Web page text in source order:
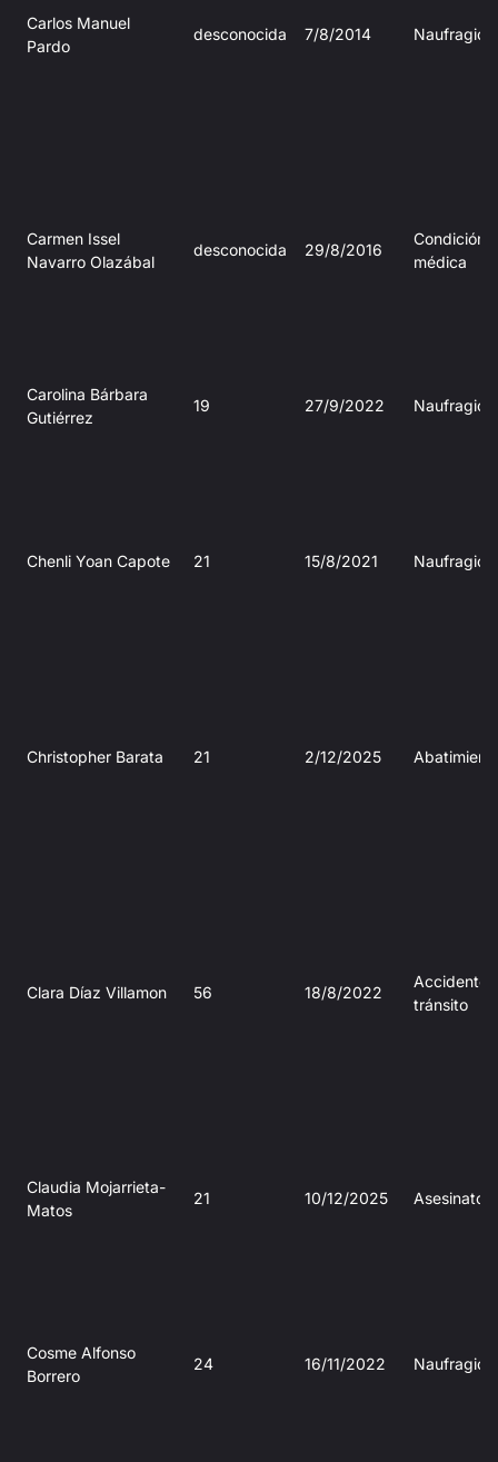
Carlos Manuel
Pardo
desconocida 7/8/2014 Naufragio
Carmen Issel
Navarro Olazábal
desconocida 29/8/2016
Condición
médica
Carolina Bárbara
Gutiérrez
19 27/9/2022 Naufragio
Chenli Yoan Capote 21 15/8/2021 Naufragio
Christopher Barata 21 2/12/2025
Clara Díaz Villamon 56 18/8/2022
Accidente
tránsito
Claudia Mojarrieta-
Matos
21 10/12/2025 Asesinato
Cosme Alfonso
Borrero
24 16/11/2022 Naufragio